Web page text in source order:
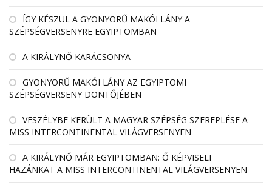
ÍGY KÉSZÜL A GYÖNYÖRŰ MAKÓI LÁNY A
SZÉPSÉGVERSENYRE EGYIPTOMBAN
A KIRÁLYNŐ KARÁCSONYA
GYÖNYÖRŰ MAKÓI LÁNY AZ EGYIPTOMI
SZÉPSÉGVERSENY DÖNTŐJÉBEN
VESZÉLYBE KERÜLT A MAGYAR SZÉPSÉG SZEREPLÉSE A
MISS INTERCONTINENTAL VILÁGVERSENYEN
A KIRÁLYNŐ MÁR EGYIPTOMBAN: Ő KÉPVISELI
HAZÁNKAT A MISS INTERCONTINENTAL VILÁGVERSENYEN